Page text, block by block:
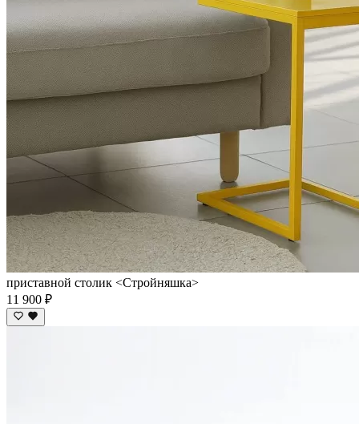
приставной столик <Cтройняшка>
11 900 ₽